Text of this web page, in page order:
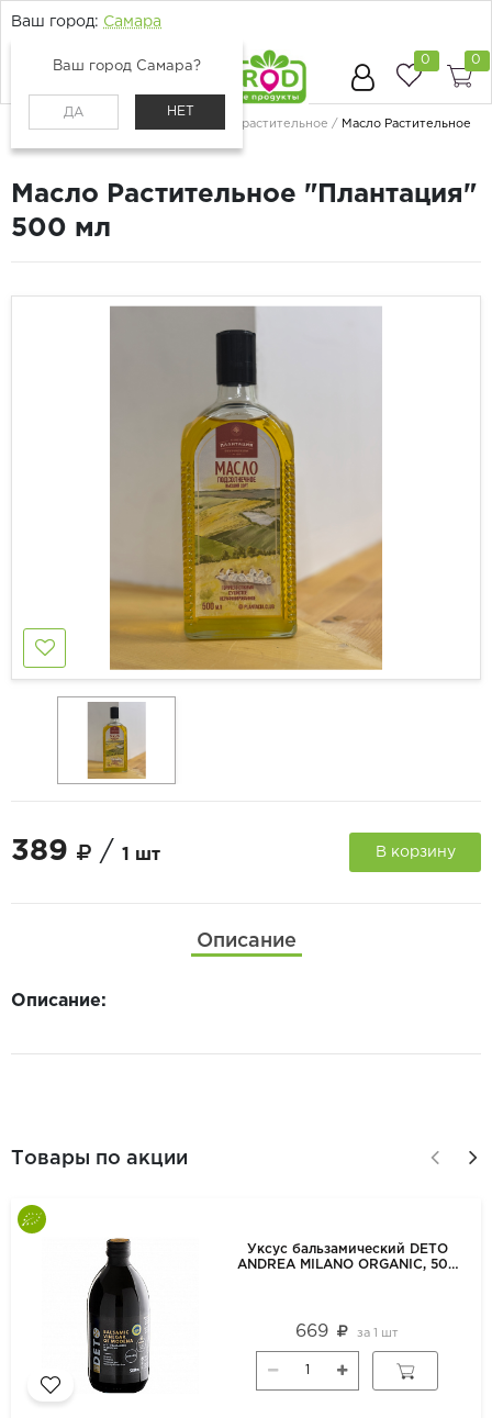
Ваш город: Самара
Ваш город Самара?
ДА НЕТ
0 0
Масло растительное
Масло Растительное
Масло Растительное "Плантация"
500 мл
389 / 1 шт В корзину
Описание
Описание:
Товары по акции
Уксус бальзамический DETO
ANDREA MILANO ORGANIC, 500
669 за 1 шт